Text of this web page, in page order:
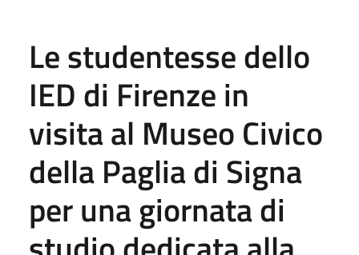
Le studentesse dello
IED di Firenze in
visita al Museo Civico
della Paglia di Signa
per una giornata di